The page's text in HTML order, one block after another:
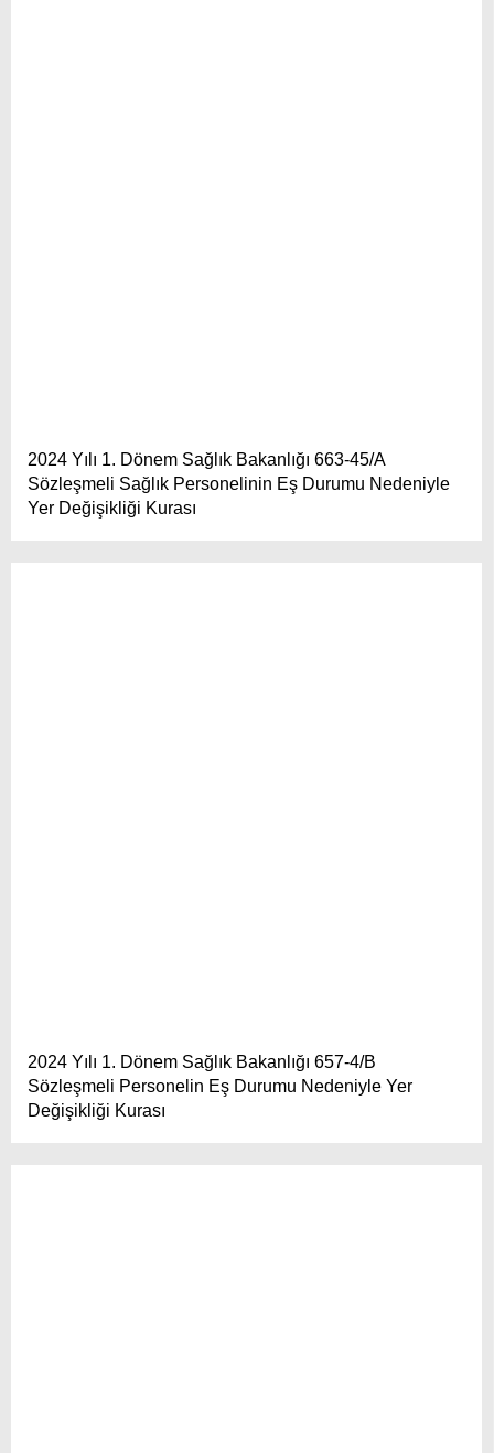
2024 Yılı 1. Dönem Sağlık Bakanlığı 663-45/A
Sözleşmeli Sağlık Personelinin Eş Durumu Nedeniyle
Yer Değişikliği Kurası
2024 Yılı 1. Dönem Sağlık Bakanlığı 657-4/B
Sözleşmeli Personelin Eş Durumu Nedeniyle Yer
Değişikliği Kurası